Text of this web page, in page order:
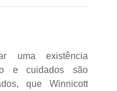
uma existência
e cuidados são
que Winnicott